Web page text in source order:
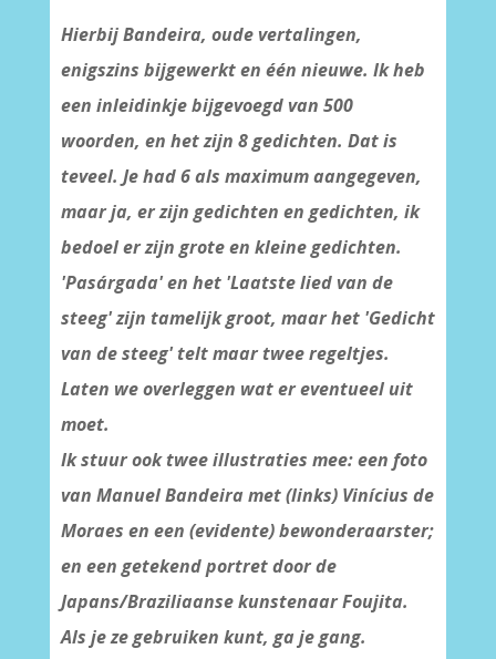
Hierbij Bandeira, oude vertalingen,
enigszins bijgewerkt en één nieuwe. Ik heb
een inleidinkje bijgevoegd van 500
woorden, en het zijn 8 gedichten. Dat is
teveel. Je had 6 als maximum aangegeven,
maar ja, er zijn gedichten en gedichten, ik
bedoel er zijn grote en kleine gedichten.
'Pasárgada' en het 'Laatste lied van de
steeg' zijn tamelijk groot, maar het 'Gedicht
van de steeg' telt maar twee regeltjes.
Laten we overleggen wat er eventueel uit
moet.
Ik stuur ook twee illustraties mee: een foto
van Manuel Bandeira met (links) Vinícius de
Moraes en een (evidente) bewonderaarster;
en een getekend portret door de
Japans/Braziliaanse kunstenaar Foujita.
Als je ze gebruiken kunt, ga je gang.